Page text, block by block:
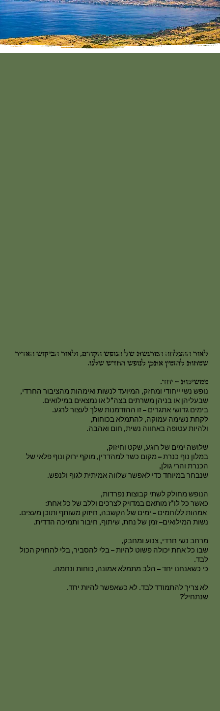
לאור ההצלחה המרגשת של הנופש הקודם, ולאור הביקוש האדיר
שמחות להזמין אתכן לנופש החדש שלנו.
ממשיכות – יחד.
נופש נשי ייחודי ומחזק, המיועד לנשות ואימהות מהציבור החרדי,
שבעליהן או בניהן משרתים בצה"ל או נמצאים במילואים.
בימים גדושי אתגרים – זו ההזדמנות שלך לעצור לרגע.
לקחת נשימה עמוקה, להתמלא בכוחות,
ולהיות עטופה באחווה נשית, חום ואהבה.
שלושה ימים של רוגע, שקט וחיזוק,
במלון נוף כנרת – מקום כשר למהדרין, מוקף ירוק ונוף פלאי של
הכנרת והרי גולן,
שנבחר במיוחד כדי לאפשר שלווה אמיתית לגוף ולנפש.
הנופש מחולק לשתי קבוצות נפרדות,
כאשר כל לו"ז מותאם במדויק לצרכים וללב של כל אחת:
אמהות ללוחמים – ימים של הקשבה, חיזוק משותף ותוכן מעצים.
נשות המילואים– זמן של נחת, שיתוף, חיבור ותמיכה הדדית.
מרחב נשי חרדי, צנוע ומחבק,
שבו כל אחת יכולה פשוט להיות – בלי להסביר, בלי להחזיק הכול
לבד.
כי כשאנחנו יחד – הלב מתמלא אמונה, כוחות ונחמה.
לא צריך להתמודד לבד. לא כשאפשר להיות יחד.
שנתחיל?